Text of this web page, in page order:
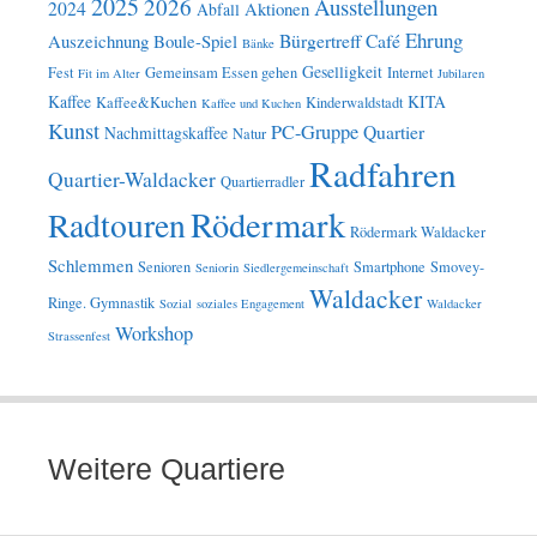
20242025 2026 Abfall Aktionen Ausstellungen
Auszeichnung Boule-Spiel Bänke BürgertreffCaféEhrung
Fest Fit im Alter Gemeinsam Essen gehen Geselligkeit Internet Jubilaren
Kaffee Kaffee&Kuchen Kaffee und Kuchen Kinderwaldstadt KITA
Kunst Nachmittagskaffee Natur PC-GruppeQuartier
Quartier-Waldacker Quartierradler Radfahren
RadtourenRödermark Rödermark Waldacker
Schlemmen Senioren Seniorin Siedlergemeinschaft Smartphone Smovey-
Ringe. Gymnastik Sozial soziales Engagement Waldacker Waldacker
Strassenfest Workshop
Weitere Quartiere